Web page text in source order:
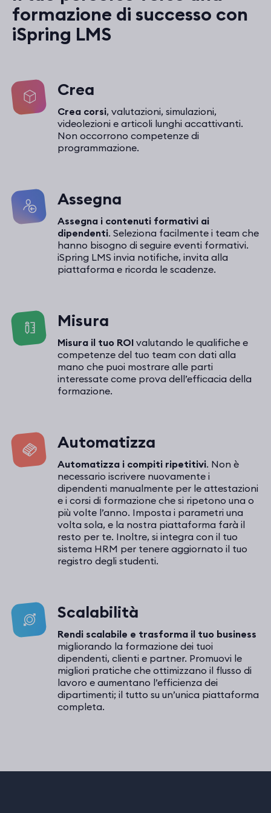
formazione di successo con
iSpring LMS
Crea
Crea corsi, valutazioni, simulazioni,
videolezioni e articoli lunghi accattivanti.
Non occorrono competenze di
programmazione.
Assegna
Assegna i contenuti formativi ai
dipendenti. Seleziona facilmente i team che
hanno bisogno di seguire eventi formativi.
iSpring LMS invia notifiche, invita alla
piattaforma e ricorda le scadenze.
Misura
Misura il tuo ROI valutando le qualifiche e
competenze del tuo team con dati alla
mano che puoi mostrare alle parti
interessate come prova dell’efficacia della
formazione.
Automatizza
Automatizza i compiti ripetitivi. Non è
necessario iscrivere nuovamente i
dipendenti manualmente per le attestazioni
e i corsi di formazione che si ripetono una o
più volte l’anno. Imposta i parametri una
volta sola, e la nostra piattaforma farà il
resto per te. Inoltre, si integra con il tuo
sistema HRM per tenere aggiornato il tuo
registro degli studenti.
Scalabilità
Rendi scalabile e trasforma il tuo business
migliorando la formazione dei tuoi
dipendenti, clienti e partner. Promuovi le
migliori pratiche che ottimizzano il flusso di
lavoro e aumentano l’efficienza dei
dipartimenti; il tutto su un’unica piattaforma
completa.